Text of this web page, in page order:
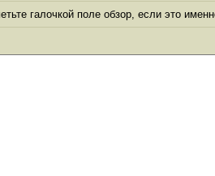
галочкой поле обзор, если это